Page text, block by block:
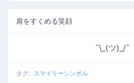
肩をすくめる笑顔
¯\_(ツ)_/¯
タグ: スマイリーシンボル